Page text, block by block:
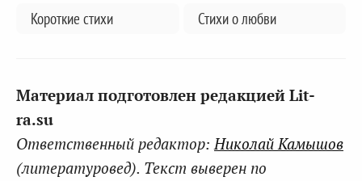
Короткие стихи Стихи о любви
Материал подготовлен редакцией Lit-
ra.su
Ответственный редактор:Николай Камышов
(литературовед). Текст выверен по